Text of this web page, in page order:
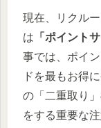
現在、リクル
は 「ポイント
事では、ポイ
ドを最もお得
の「二重取り
をする重要な